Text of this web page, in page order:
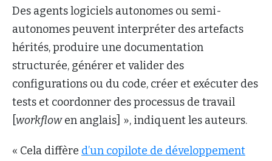
Des agents logiciels autonomes ou semi-
autonomes peuvent interpréter des artefacts
hérités, produire une documentation
structurée, générer et valider des
configurations ou du code, créer et exécuter des
tests et coordonner des processus de travail
[workflowen anglais] », indiquent les auteurs.
« Cela diffère d’un copilote de développement